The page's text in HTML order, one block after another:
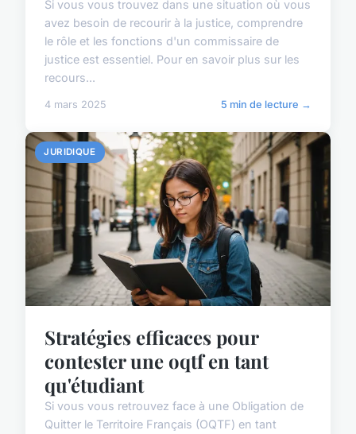
Si vous vous trouvez dans une situation où vous
avez besoin de recourir à la justice, comprendre
le rôle et les fonctions d'un commissaire de
justice est essentiel. Pour en savoir plus sur les
recours...
4 mars 2025 5 min de lecture →
JURIDIQUE
Stratégies efficaces pour
contester une oqtf en tant
qu'étudiant
Si vous vous retrouvez face à une Obligation de
Quitter le Territoire Français (OQTF) en tant